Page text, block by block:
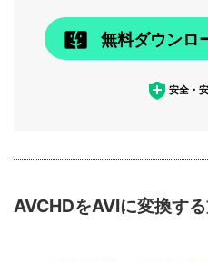
無料ダウンロ
安全・
AVCHDをAVIに変換す